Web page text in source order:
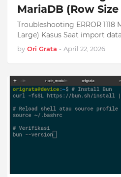
MariaDB (Row
Troubleshooting ERROR 1118
by Ori Grata - April 22, 2026